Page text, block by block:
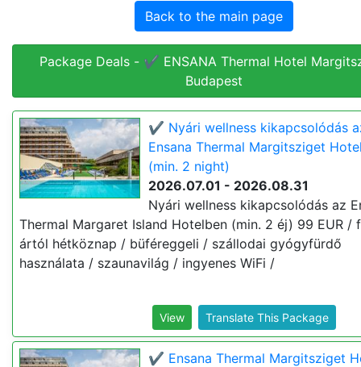
Back to the main page
Package Deals - ✔️ ENSANA Thermal Hotel
Budapest
✔️ Nyári wellness kikapcsolódás
Ensana Thermal Margitsziget
(min. 2 night)
2026.07.01 - 2026.08.31
Nyári wellness kikapcsolódás az
Thermal Margaret Island Hotelben (min. 2 éj) 99 EUR /
ártól hétköznap / büféreggeli / szállodai gyógyfürdő
használata / szaunavilág / ingyenes WiFi /
View Translate This Package
✔️ Ensana Thermal Margitsziget